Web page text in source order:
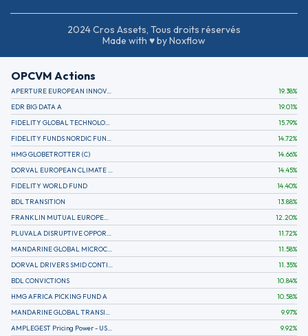
2024 Cros Assets, Tous droits réservés
Made with ♥ by Noxflow
OPCVM Actions
APERTURE EUROPEAN INNOVATION 19.38%
EDR BIG DATA A
19.01%
FIDELITY GLOBAL TECHNOLOGY FUND A EUR
15.79%
FIDELITY FUNDS NORDIC FUND A
14.72%
HMG GLOBETROTTER (C)
14.66%
DORVAL EUROPEAN CLIMATE INITIATIVE R (C)
14.45%
FIDELITY WORLD FUND
14.40%
BDL TRANSITION
13.88%
FRANKLIN MUTUAL EUROPEAN FUND A EUR (C)
12.20%
PLUVALA DISRUPTIVE OPPORTUNITIES
11.72%
MANDARINE GLOBAL MICROCAP
11.58%
DORVAL DRIVERS SMID CONTINENTAL EUROPE
11.35%
BDL CONVICTIONS
10.84%
HMG AFRICA PICKING FUND A
10.58%
MANDARINE GLOBAL TRANSITION R
9.97%
AMPLEGEST Pricing Power - US - AC
9.92%